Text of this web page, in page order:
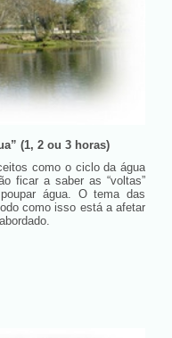
(1, 2 ou 3 horas)
como o ciclo da água
ficar a saber as “voltas”
água. O tema das
como isso está a afetar